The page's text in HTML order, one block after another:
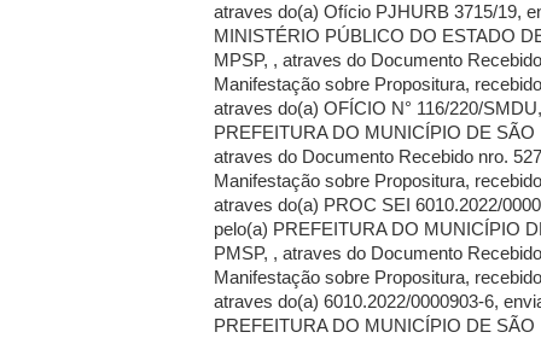
atraves do(a) Ofício PJHURB 3715/19,
MINISTÉRIO PÚBLICO DO ESTADO
MPSP, , atraves do Documento
Manifestação sobre Propositura,
atraves do(a) OFÍCIO N° 116/220/
PREFEITURA DO MUNICÍPIO DE SÃO
atraves do Documento Recebido nro.
Manifestação sobre Propositura,
atraves do(a) PROC SEI 6010.2022/
pelo(a) PREFEITURA DO MUNICÍPIO
PMSP, , atraves do Documento
Manifestação sobre Propositura,
atraves do(a) 6010.2022/0000903-6,
PREFEITURA DO MUNICÍPIO DE SÃO